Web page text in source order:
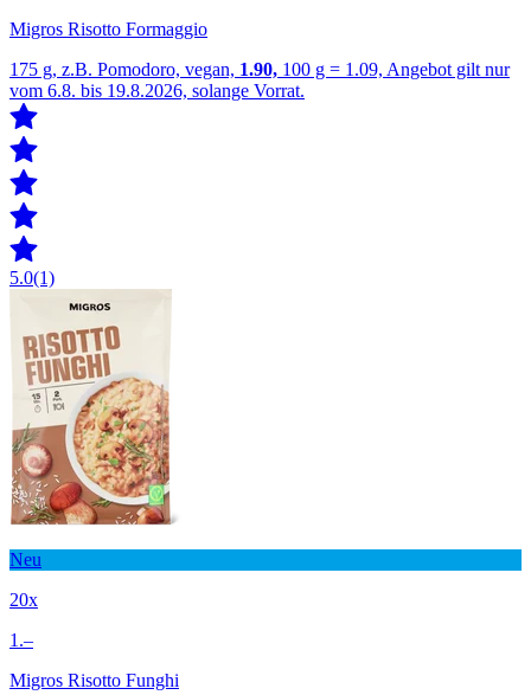
Migros Risotto Formaggio
175 g, z.B. Pomodoro, vegan, 1.90, 100 g = 1.09, Angebot gilt nur
vom 6.8. bis 19.8.2026, solange Vorrat.
5.0(1)
Neu
20x
1.–
Migros Risotto Funghi